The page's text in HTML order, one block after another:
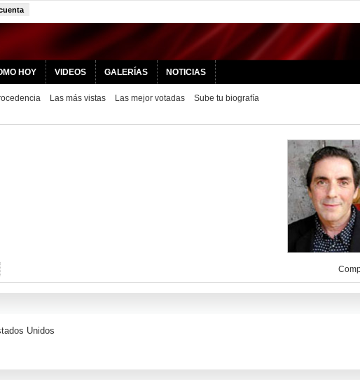
HOY VIDEOS GALERÍAS NOTICIAS
Las más vistas Las mejor votadas Sube tu biografía
Unidos